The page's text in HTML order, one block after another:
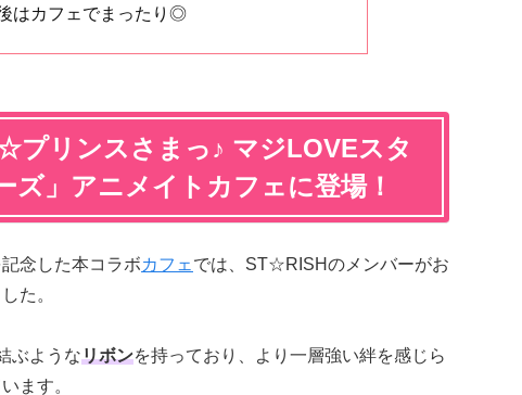
はカフェでまったり◎
☆プリンスさまっ♪ マジLOVEスタ
ズ」アニメイトカフェに登場！
念した本コラボカフェ では、ST☆RISHのメンバーがお
た。
ぶようなリボンを持っており、より一層強い絆を感じら
ます。